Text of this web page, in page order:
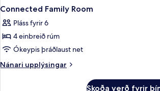
Connected Family Room
Pláss fyrir 6
4 einbreið rúm
Ókeypis þráðlaust net
Nánari upplýsingar
Nánari
Skoða verð fyrir